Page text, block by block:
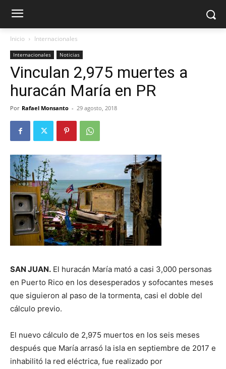
Inicio Internacionales
Internacionales Noticias
Vinculan 2,975 muertes a
huracán María en PR
Por Rafael Monsanto - 29 agosto, 2018
SAN JUAN. El huracán María mató a casi 3,000 personas
en Puerto Rico en los desesperados y sofocantes meses
que siguieron al paso de la tormenta, casi el doble del
cálculo previo.
El nuevo cálculo de 2,975 muertos en los seis meses
después que María arrasó la isla en septiembre de 2017 e
inhabilitó la red eléctrica, fue realizado por